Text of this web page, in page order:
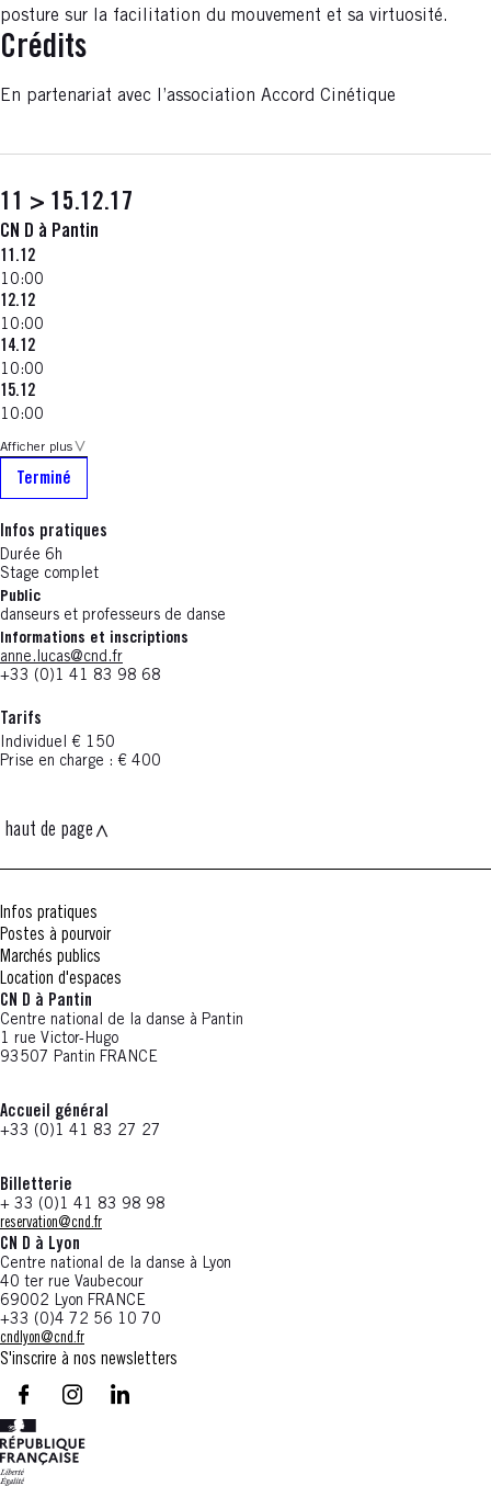
posture sur la facilitation du mouvement et sa virtuosité.
Crédits
En partenariat avec l’association Accord Cinétique
11 > 15.12.17
CN D à Pantin
11.12
10:00
12.12
10:00
14.12
10:00
15.12
10:00
Afficher plus
Terminé
Infos pratiques
Durée 6h
Stage complet
Public
danseurs et professeurs de danse
Informations et inscriptions
anne.lucas@cnd.fr
+33 (0)1 41 83 98 68
Tarifs
Individuel € 150
Prise en charge : € 400
haut de page
Infos pratiques
Postes à pourvoir
Marchés publics
Location d'espaces
CN D à Pantin
Centre national de la danse à Pantin
1 rue Victor-Hugo
93507 Pantin FRANCE
Accueil général
+33 (0)1 41 83 27 27
Billetterie
+ 33 (0)1 41 83 98 98
reservation@cnd.fr
CN D à Lyon
Centre national de la danse à Lyon
40 ter rue Vaubecour
69002 Lyon FRANCE
+33 (0)4 72 56 10 70
cndlyon@cnd.fr
S'inscrire à nos newsletters
facebook - CN D - Nouvelle fenêtre
instagram - CN D - Nouvelle fenêtre
LinkedIn - CN D - Nouvelle fenêtre